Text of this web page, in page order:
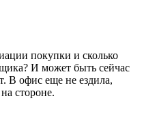
покупки и сколько
И может быть сейчас
В офис еще не ездила,
стороне.